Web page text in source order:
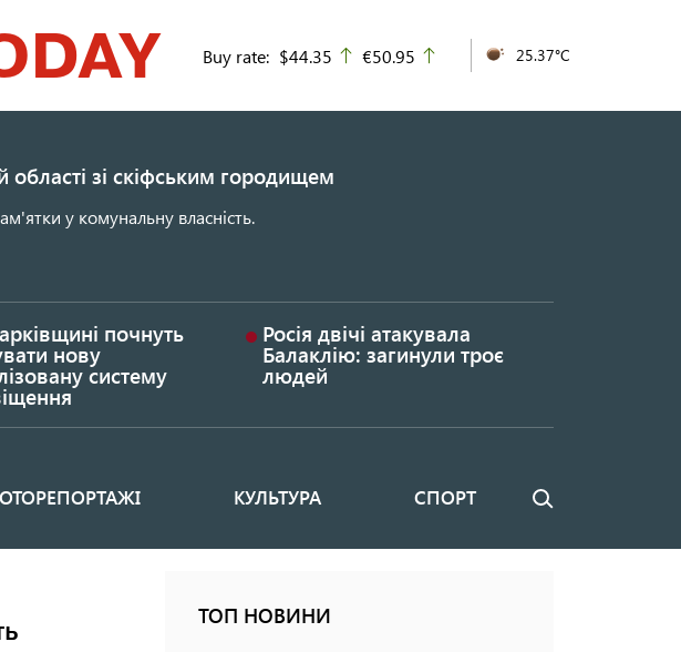
Buy rate: $44.35 up
€50.95 25.37°C
зі скіфським городищем
у комунальну власність.
почнуть
нову
систему
Росія двічі атакувала
Балаклію: загинули троє
людей
КУЛЬТУРА СПОРТ Пошук
ТОП НОВИНИ